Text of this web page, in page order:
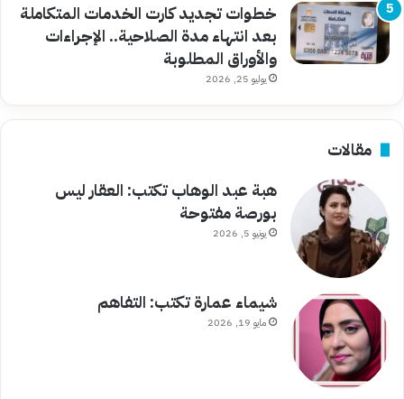
خطوات تجديد كارت الخدمات المتكاملة
بعد انتهاء مدة الصلاحية.. الإجراءات
والأوراق المطلوبة
يوليو 25, 2026
مقالات
هبة عبد الوهاب تكتب: العقار ليس
بورصة مفتوحة
يونيو 5, 2026
شيماء عمارة تكتب: التفاهم
مايو 19, 2026